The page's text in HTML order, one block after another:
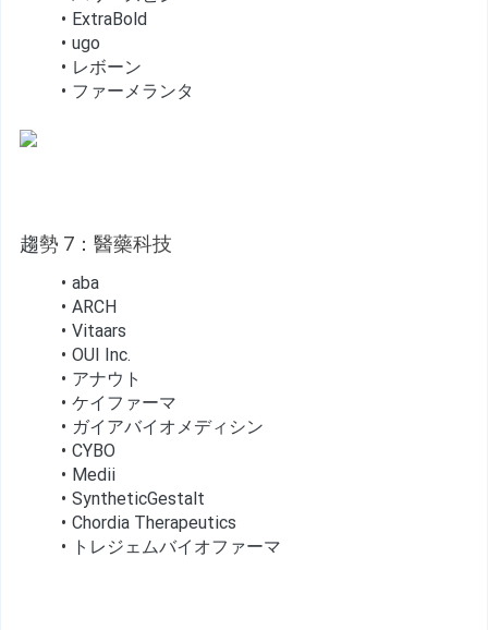
ExtraBold
ugo
レボーン
ファーメランタ
趨勢 7：醫藥科技
aba
ARCH
Vitaars
OUI Inc.
アナウト
ケイファーマ
ガイアバイオメディシン
CYBO
Medii
SyntheticGestalt
Chordia Therapeutics
トレジェムバイオファーマ